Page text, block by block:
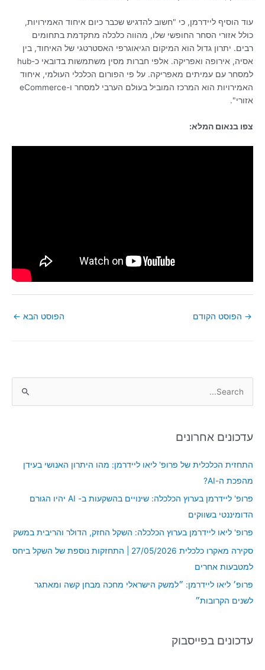
עוד הוסיף ליידרמן, כי "חשוב להדגיש שכבר כיום איחוד האמירויות,
כולל אזורי הסחר החופשי שלו, מהווה כלכלה מתקדמת בתחומים
רבים. יתרון גדול הוא המיקום הגיאוגרפי האסטרטגי של האיחוד, בין
אסיה, אירופה ואפריקה. אלפי חברות מסין משתמשות בדובאי כ-hub
למסחר עם עמיתים מאפריקה. על פי הפורום הכלכלי העולמי, איחוד
האמירויות הוא המרכז המוביל בעולם הערבי למסחר ו-eCommerce
אזורי".
צפו בנאום המלא:
→ הפוסט הקודם הפוסט הבא ←
r
:
עדכונים אחרונים
התחזית הכלכלית של פרופ' ליאו ליידרמן: מהו היתרון האנושי בעידן
מהפכת ה-AI?
פרופ' ליידרמן בערוץ הכלכלה: שינויים בהשקעות ב- AI יהיו הגורם
הדומיננטי בשווקים
פרופ' ליאו ליידרמן בערוץ הכלכלה: השקל החזק, הדולר והריבית במשק
סקירה מאקרו כלכלית 27/05/2026 | התחזקות נוספת של השקל ביחס
למטבעות אחרים
פרופ׳ ליאו ליידרמן: ״למשק הישראלי מחכה מבחן קשה ומאתגר
לשנים הקרובות״
עדכונים בפייסבוק